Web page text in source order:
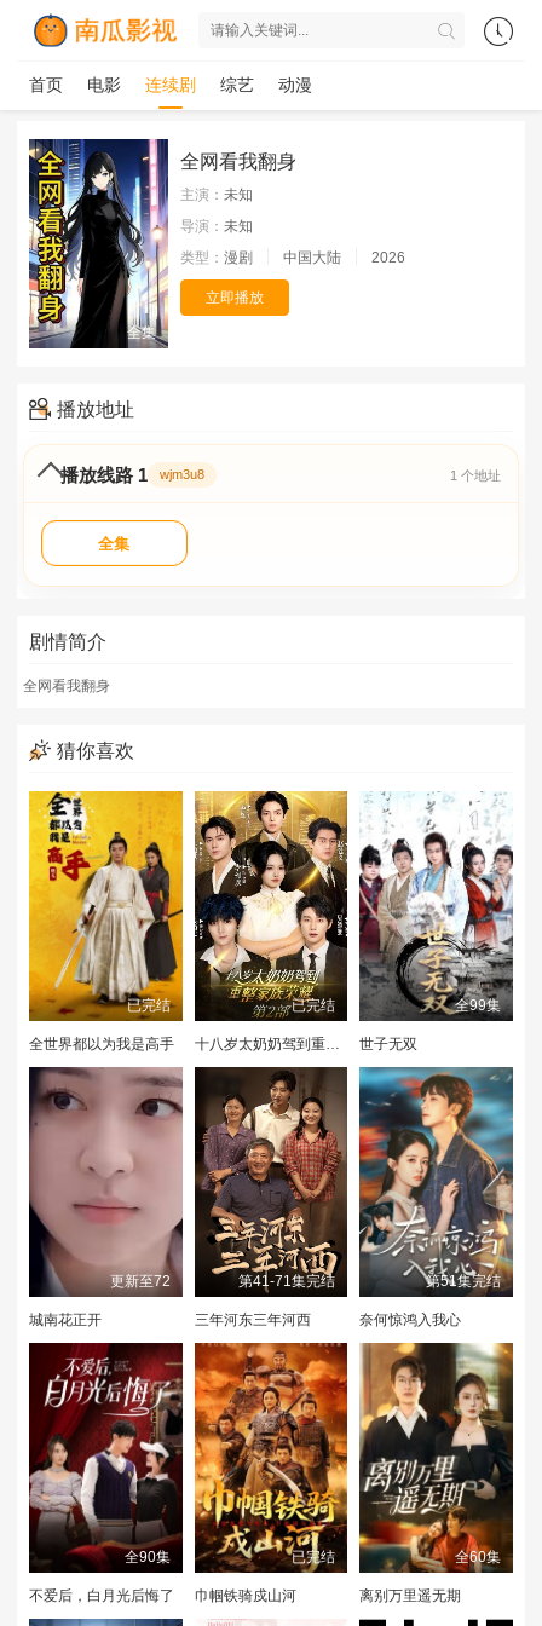
首页 电影 连续剧 综艺 动漫
全集
全网看我翻身
主演： 未知
导演： 未知
类型： 漫剧 中国大陆 2026
立即播放
播放地址
播放线路 1 wjm3u8 1 个地址
全集
剧情简介
全网看我翻身
猜你喜欢
已完结
全世界都以为我是高手
已完结
十八岁太奶奶驾到重整家族荣耀2
全99集
世子无双
更新至72
城南花正开
第41-71集完结
三年河东三年河西
第51集完结
奈何惊鸿入我心
全90集
不爱后，白月光后悔了
已完结
巾帼铁骑戍山河
全60集
离别万里遥无期